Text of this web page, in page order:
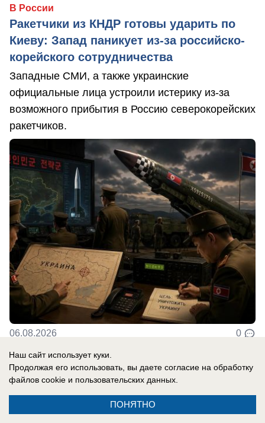
В России
Ракетчики из КНДР готовы ударить по
Киеву: Запад паникует из-за российско-
корейского сотрудничества
Западные СМИ, а также украинские
официальные лица устроили истерику из-за
возможного прибытия в Россию северокорейских
ракетчиков.
06.08.2026 0
В России
«Важно похоронить его»: спасет ли
бункер Зеленского украинскую
Наш сайт использует куки.
Продолжая его использовать, вы даете согласие на обработку
файлов cookie и пользовательских данных.
ПОНЯТНО